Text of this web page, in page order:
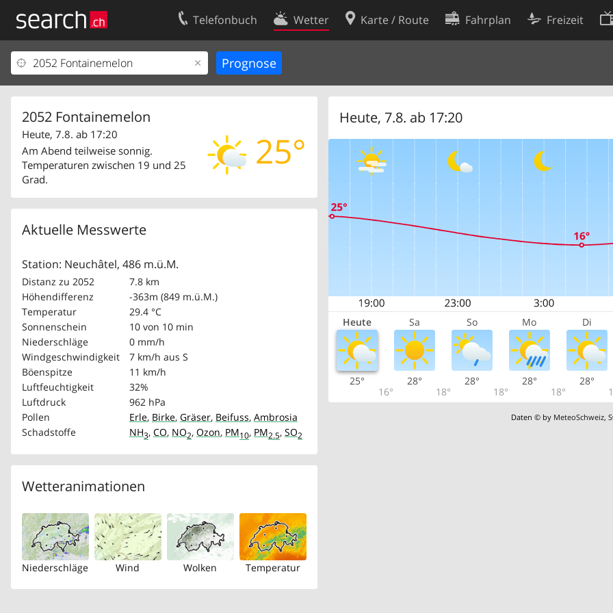
Telefonbuch Wetter Karte / Route Fahrplan Freizeit
2052 Fontainemelon
25°
Heute, 7.8. ab 17:20
Am Abend teilweise sonnig.
Temperaturen zwischen 19 und 25
Grad.
Aktuelle Messwerte
Station: Neuchâtel, 486 m.ü.M.
Distanz zu 2052
7.8 km
Höhendifferenz
-363m (849 m.ü.M.)
Temperatur
29.4 °C
Sonnenschein
10 von 10 min
Niederschläge
0 mm/h
Windgeschwindigkeit
7 km/h aus S
Böenspitze
11 km/h
Luftfeuchtigkeit
32%
Luftdruck
962 hPa
Pollen
Erle, Birke, Gräser, Beifuss, Ambrosia
Schadstoffe
NH3, CO, NO2, Ozon, PM10, PM2.5, SO2
Wetteranimationen
Niederschläge Wind Wolken Temperatur
Heute, 7.8. ab 17:20
Heute Sa So Mo Di
25°
16°
28°
18°
28°
18°
28°
18°
28°
Daten © by MeteoSchweiz,
Ihr Eintrag
Kundencenter Geschäftskunden
Kontakt
Nutzungsbedingungen
Cookie-Einstellungen